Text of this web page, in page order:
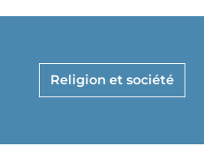
Religion et société